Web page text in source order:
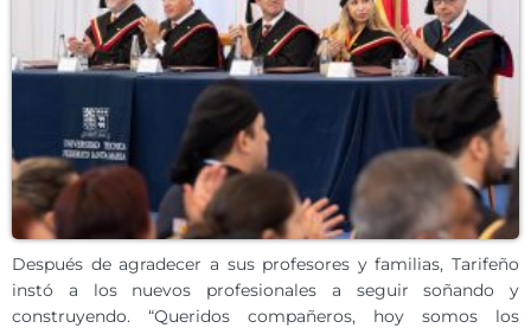
Después de agradecer a sus profesores y familias, Tarifeño
instó a los nuevos profesionales a seguir soñando y
construyendo. “Queridos compañeros, hoy somos los